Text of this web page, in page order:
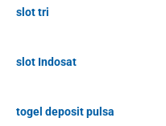
slot tri
slot Indosat
togel deposit pulsa